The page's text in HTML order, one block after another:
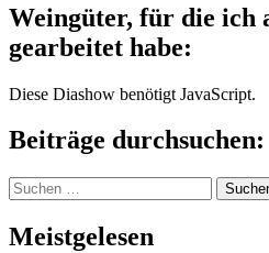
Weingüter, für die ich
gearbeitet habe:
Diese Diashow benötigt JavaScript.
Beiträge durchsuchen:
Suchen
nach:
Meistgelesen